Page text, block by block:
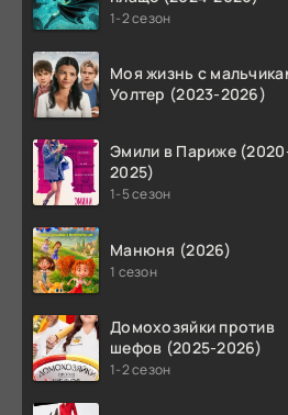
1-2 сезон
Моя жизнь с
Уолтер (2023-2026)
Эмили в Париже
2025)
1-5 сезон
Манюня (2026)
1 сезон
Домохозяйки против
шефов (2025-2026)
1-2 сезон